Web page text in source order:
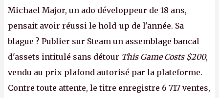
Michael Major, un ado développeur de 18 ans,
pensait avoir réussi le hold-up de l'année. Sa
blague ? Publier sur Steam un assemblage bancal
d'assets intitulé sans détour This Game Costs $200,
vendu au prix plafond autorisé par la plateforme.
Contre toute attente, le titre enregistre 6 717 ventes,